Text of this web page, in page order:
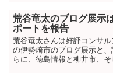
荒谷竜太のブログ展示
ポートを報告
荒谷竜太さんは好評コンサ
の伊勢崎市のブログ展示と
らに、徳島情報と柳井市、